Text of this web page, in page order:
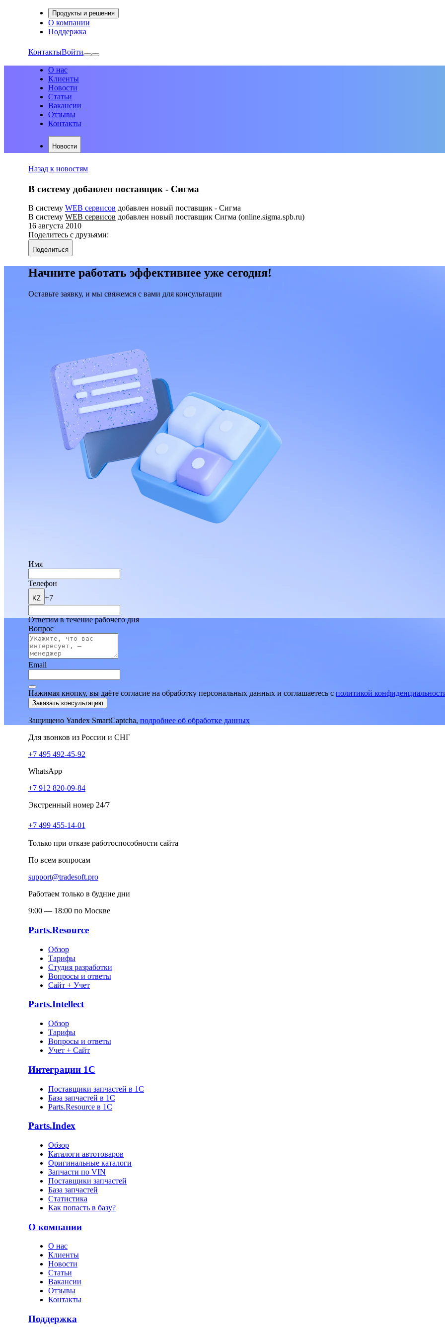
Продукты и решения
О компании
Поддержка
КонтактыВойти
О нас
Клиенты
Новости
Статьи
Вакансии
Отзывы
Контакты
Новости
Назад к новостям
В систему добавлен поставщик - Сигма
В систему WEB сервисов добавлен новый поставщик - Сигма
В систему WEB сервисов добавлен новый поставщик Сигма (online.sigma.spb.ru)
16 августа 2010
Поделитесь с друзьями:
Поделиться
Начните работать эффективнее уже сегодня!
Оставьте заявку, и мы свяжемся с вами для консультации
Имя
Телефон
KZ +7
Ответим в течение рабочего дня
Вопрос
Email
Нажимая кнопку, вы даёте согласие на обработку персональных данных и соглашаетесь c политикой
Заказать консультацию
Защищено Yandex SmartCaptcha, подробнее об обработке данных
Для звонков из России и СНГ
+7 495 492-45-92
WhatsApp
+7 912 820-09-84
Экстренный номер 24/7
+7 499 455-14-01
Только при отказе работоспособности сайта
По всем вопросам
support@tradesoft.pro
Работаем только в будние дни
9:00 — 18:00 по Москве
Parts.Resource
Обзор
Тарифы
Студия разработки
Вопросы и ответы
Сайт + Учет
Parts.Intellect
Обзор
Тарифы
Вопросы и ответы
Учет + Сайт
Интеграции 1С
Поставщики запчастей в 1C
База запчастей в 1С
Parts.Resource в 1C
Parts.Index
Обзор
Каталоги автотоваров
Оригинальные каталоги
Запчасти по VIN
Поставщики запчастей
База запчастей
Статистика
Как попасть в базу?
О компании
О нас
Клиенты
Новости
Статьи
Вакансии
Отзывы
Контакты
Поддержка